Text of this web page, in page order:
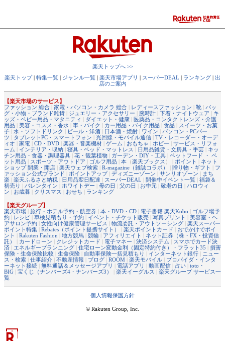
楽天トップへ >>
楽天トップ| 特集一覧 | ジャンル一覧 | 楽天市場アプリ | スーパーDEAL | ランキング | 出
店のご案内
【楽天市場のサービス】
ファッション 総合 | 家電・パソコン・カメラ 総合 | レディースファッション | 靴 | バッ
グ・小物・ブランド雑貨 | ジュエリー・アクセサリー | 腕時計 | 下着・ナイトウェア | キ
ッズ・ベビー用品・マタニティ | ダイエット・健康 | 医薬品・コンタクトレンズ・介護
用品 | 美容・コスメ・香水 | 車・バイク | カー用品・バイク用品 | 食品 | スイーツ・お菓
子 | 水・ソフトドリンク | ビール・洋酒 | 日本酒・焼酎 | ワイン | パソコン・PCパー
ツ | タブレットPC・スマートフォン | 光回線・モバイル通信 | TV・レコーダー・オーデ
ィオ | 家電 | CD・DVD | 楽器・音楽機材 | ゲーム | おもちゃ | ホビー | サービス・リフォ
ーム | インテリア・収納 | 寝具・ベッド・マットレス | 日用品雑貨・文房具・手芸 | キッ
チン用品・食器・調理器具 | 花・観葉植物 | ガーデン・DIY・工具 | ペットフード ・ ペ
ット用品 | スポーツ・アウトドア | ゴルフ用品 | 本 （楽天ブックス ） | ポイント | ネット
ショップ 開業・開店 | 楽天ウェブ検索 | R-magazine（雑誌コラボ） | 贈り物・ギフト | フ
ァッション公式ブランド | ポイントアップ| ディズニーゾーン | サンリオゾーン | まち
楽 | 楽天ふるさと納税 | 日用品翌日配達 | スーパーDEAL | 開催中イベント一覧 | 福袋＆
初売り | バレンタイン | ホワイトデー | 母の日 | 父の日 | お中元 | 敬老の日 | ハロウィ
ン | お歳暮 | クリスマス | おせち | ランキング
【楽天グループ】
楽天市場 | 旅行・ホテル予約・航空券 | 本・DVD・CD | 電子書籍 楽天Kobo | ゴルフ場予
約 | レシピ | 車検見積もり・予約 | イベント・チケット販売 | 写真プリント | 美容室・ヘ
アサロン予約 | 女性向け健康管理サービス | 物流委託・アウトソーシング | 楽天スーパー
ポイント特集 | Rebates（ポイント提携サイト） | 楽天ポイントカード | おでかけでポイ
ント | Rakuten Fashion | 地方競馬 | 競輪 | アフィリエイト | ネット証券（株・FX・投資信
託）
| カードローン | クレジットカード | 電子マネー | 決済システム | スマホでカード決
済 | エネルギープランニング | 住宅ローン変動金利（固定特約付き）・フラット35 | 損害
保険・生命保険比較 | 生命保険 | 自動車保険一括見積もり | インターネット銀行 | ニュー
ス・検索 | 仕事紹介 | 不動産情報 | ブログ | ROOM | 楽天モバイル | プロバイダ・インタ
ーネット接続 | 無料通話＆メッセージアプリ | 電話アプリ | 動画配信 | 占い | toto・
BIG | 宝くじ（ナンバーズ4・ナンバーズ3） | 楽天イーグルス | 楽天グループ サービス一
覧
個人情報保護方針
© Rakuten Group, Inc.